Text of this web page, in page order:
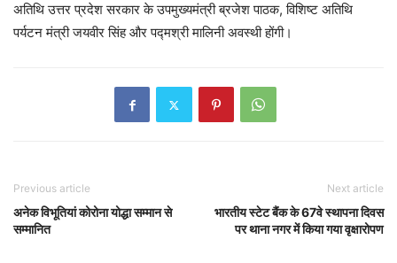
अतिथि उत्तर प्रदेश सरकार के उपमुख्यमंत्री ब्रजेश पाठक, विशिष्ट अतिथि
पर्यटन मंत्री जयवीर सिंह और पद्मश्री मालिनी अवस्थी होंगी।
Previous article
अनेक विभूतियां कोरोना योद्धा सम्मान से
सम्मानित
Next article
भारतीय स्टेट बैंक के 67वे स्थापना दिवस
पर थाना नगर में किया गया वृक्षारोपण